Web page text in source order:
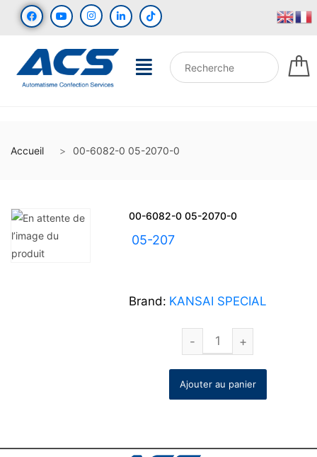
Accueil 00-6082-0 05-2070-0
00-6082-0 05-2070-0
05-207
Brand: KANSAI SPECIAL
Ajouter au panier